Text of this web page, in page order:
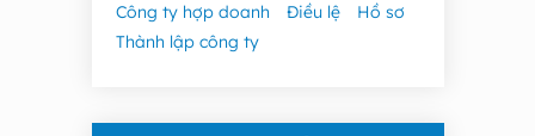
Công ty hợp doanh Điều lệ
Hồ sơ
Thành lập công ty